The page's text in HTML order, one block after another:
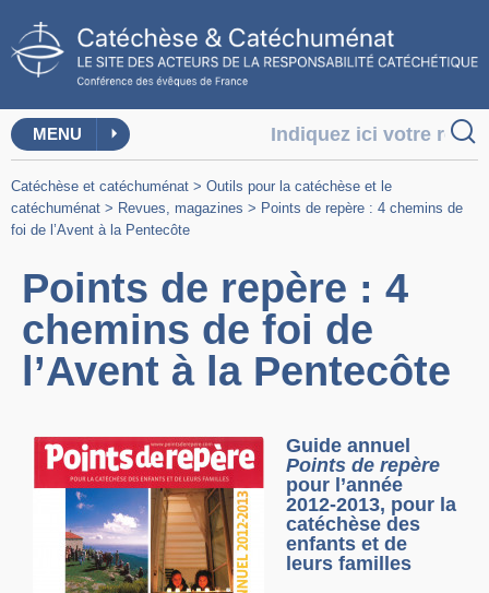
MENU
Catéchèse et catéchuménat > Outils pour la catéchèse et le
catéchuménat > Revues, magazines > Points de repère : 4 chemins de
foi de l’Avent à la Pentecôte
Points de repère : 4
chemins de foi de
l’Avent à la Pentecôte
Guide annuel
Points de repère
pour l’année
2012-2013, pour la
catéchèse des
enfants et de
leurs familles